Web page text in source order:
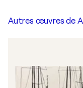
Autres œuvres de